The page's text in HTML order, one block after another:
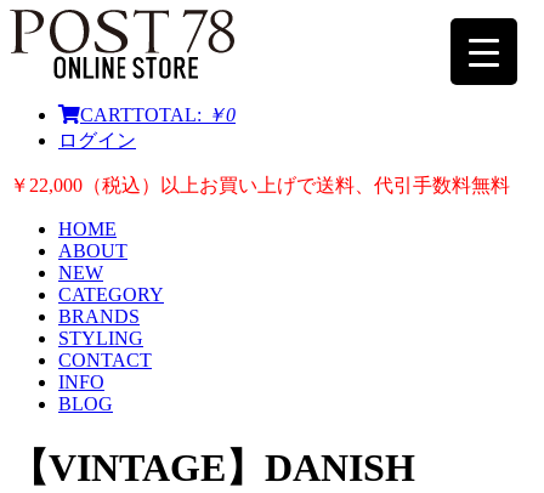
CARTTOTAL: ￥0
ログイン
￥22,000（税込）以上お買い上げで送料、代引手数料無料
HOME
ABOUT
NEW
CATEGORY
BRANDS
STYLING
CONTACT
INFO
BLOG
【VINTAGE】DANISH